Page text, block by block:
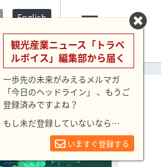
English
メニュー
観光産業ニュース「トラベ
ルボイス」編集部から届く
一歩先の未来がみえるメルマガ
「今日のヘッドライン」 、もうご
登録済みですよね？
もし未だ登録していないなら…
いますぐ登録する